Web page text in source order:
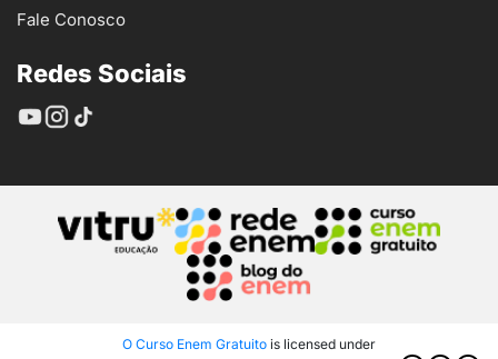
Fale Conosco
Redes Sociais
O Curso Enem Gratuito is licensed under